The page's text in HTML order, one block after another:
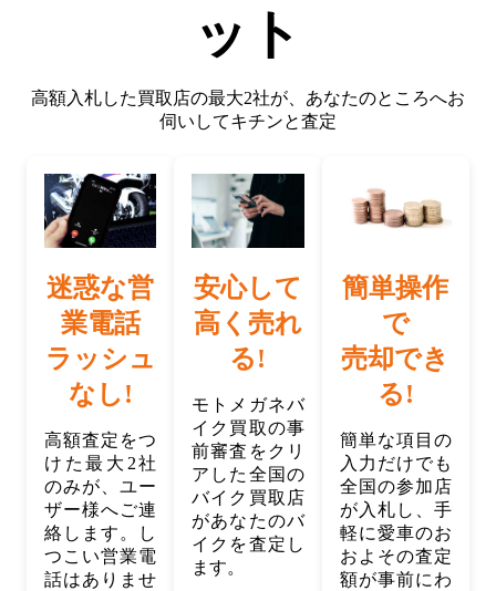
ット
高額入札した買取店の最大2社が、 あなたのところへお
伺いしてキチンと査定
迷惑な営
業電話
ラッシュ
なし!
高額査定をつ
けた最大2社
のみが、ユー
ザー様へご連
絡します。し
つこい営業電
話はありませ
安心して
高く売れ
る!
モトメガネバ
イク買取の事
前審査をクリ
アした全国の
バイク買取店
があなたのバ
イクを査定し
ます。
簡単操作
で
売却でき
る!
簡単な項目の
入力だけでも
全国の参加店
が入札し、手
軽に愛車のお
およその査定
額が事前にわ